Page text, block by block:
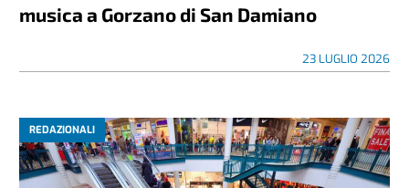
musica a Gorzano di San Damiano
23 LUGLIO 2026
REDAZIONALI